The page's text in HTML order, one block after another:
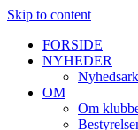
Skip to content
FORSIDE
NYHEDER
OM
Om